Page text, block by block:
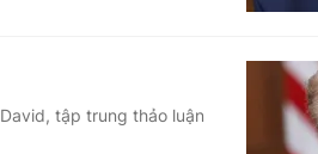
tập trung thảo luận